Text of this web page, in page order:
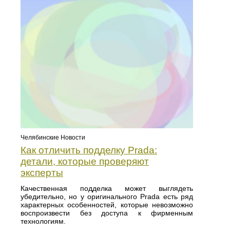
Челябинские Новости
Как отличить подделку Prada:
детали, которые проверяют
эксперты
Качественная подделка может выглядеть
убедительно, но у оригинального Prada есть ряд
характерных особенностей, которые невозможно
воспроизвести без доступа к фирменным
технологиям.